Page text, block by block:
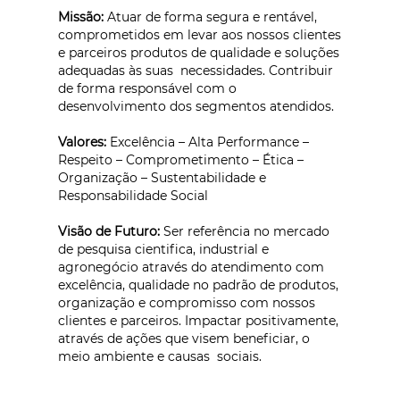
Missão: Atuar de forma segura e rentável,
comprometidos em levar aos nossos clientes
e parceiros produtos de qualidade e soluções
adequadas às suas necessidades. Contribuir
de forma responsável com o
desenvolvimento dos segmentos atendidos.
Valores: Excelência – Alta Performance –
Respeito – Comprometimento – Ética –
Organização – Sustentabilidade e
Responsabilidade Social
Visão de Futuro: Ser referência no mercado
de pesquisa cientifica, industrial e
agronegócio através do atendimento com
excelência, qualidade no padrão de produtos,
organização e compromisso com nossos
clientes e parceiros. Impactar positivamente,
através de ações que visem beneficiar, o
meio ambiente e causas sociais.